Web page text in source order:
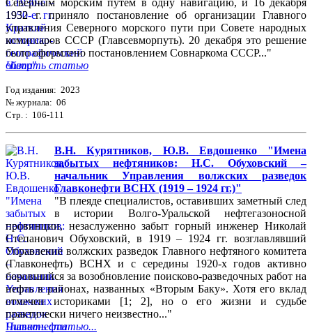
Северным морским путем в одну навигацию, и 16 декабря
1932 г. приняло постановление об организации Главного
управления Северного морского пути при Совете народных
комиссаров СССР (Главсевморпуть). 20 декабря это решение
было оформлено постановлением Совнаркома СССР..."
Читать статью
Год издания: 2023
№ журнала: 06
Стр. : 106-111
В.Н. Курятников, Ю.В. Евдошенко "Имена
забытых нефтяников: Н.С. Обуховский –
начальник Управления волжских разведок
Главконефти ВСНХ (1919 – 1924 гг.)"
"В плеяде специалистов, оставивших заметный след
в истории Волго-Уральской нефтегазоносной
провинции, незаслуженно забыт горный инженер Николай
Степанович Обуховский, в 1919 – 1924 гг. возглавлявший
Управление волжских разведок Главного нефтяного комитета
(Главконефть) ВСНХ и с середины 1920-х годов активно
боровшийся за возобновление поисково-разведочных работ на
нефть в районах, названных «Вторым Баку». Хотя его вклад
отмечен историками [1; 2], но о его жизни и судьбе
практически ничего неизвестно..."
Читать статью...